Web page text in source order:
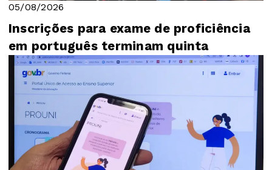
05/08/2026
Inscrições para exame de proficiência
em português terminam quinta